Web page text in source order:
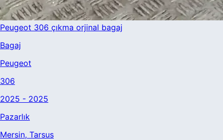
Peugeot 306 çıkma orjinal bagaj
Bagaj
Peugeot
306
2025 - 2025
Pazarlık
Mersin, Tarsus